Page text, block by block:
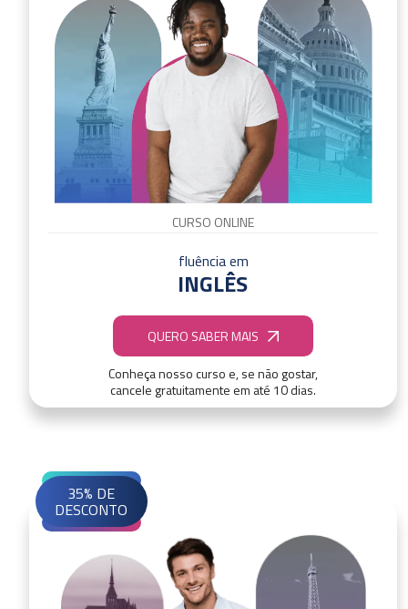
CURSO ONLINE
fluência em
INGLÊS
QUERO SABER MAIS
Conheça nosso curso e, se não gostar,
cancele gratuitamente em até 10 dias.
35% DE
DESCONTO